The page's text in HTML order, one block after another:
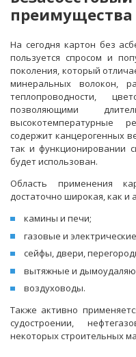
преимущества
На сегодня картон без
пользуется спросом и
поколения, который
минеральных волокон,
теплопроводности,
позволяющими
высокотемпературные
содержит канцерогенных
так и функционировании
будет использован.
Область применения
достаточно широкая, как и
камины и печи;
газовые и
сейфы, двери,
вытяжные и
воздуховоды.
Также активно
судостроении,
некоторых строительных